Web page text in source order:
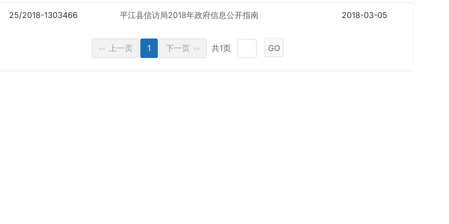
25/2018-1303466 平江县信访局2018年政府信息公开指南 2018-03-05
<< 上一页 1 下一页 >> 共1页 GO